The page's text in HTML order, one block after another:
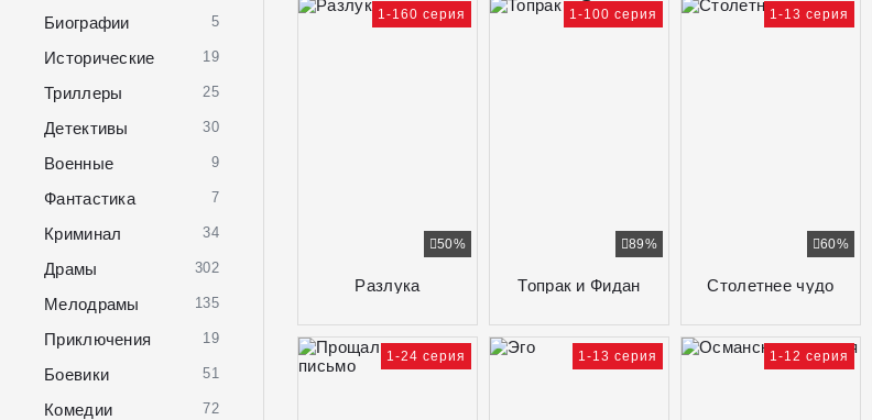
Разлука
50%
1-160 серия
Топрак и Фидан
89%
1-100 серия
Столетнее чудо
60%
1-13 серия
1-24 серия 1-13 серия 1-12 серия
Биографии 5
Исторические 19
Триллеры 25
Детективы 30
Военные 9
Фантастика 7
Криминал 34
Драмы 302
Мелодрамы 135
Приключения 19
Боевики 51
Комедии 72